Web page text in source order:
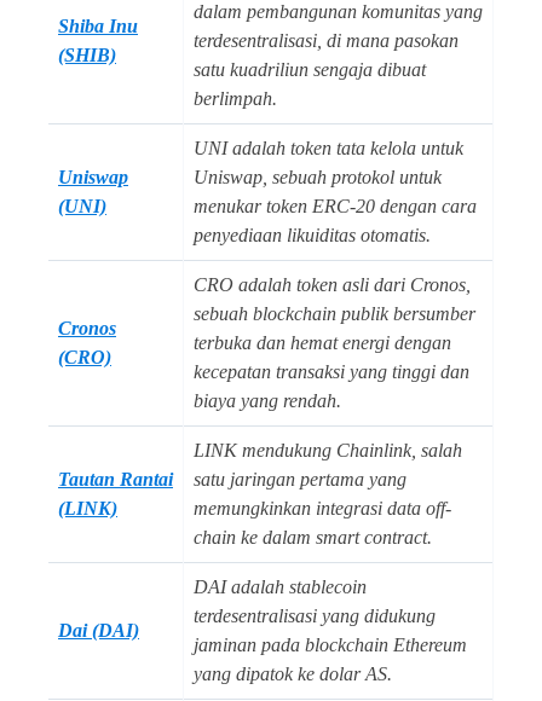
Shiba Inu
(SHIB)
dalam pembangunan komunitas yang
terdesentralisasi, di mana pasokan
satu kuadriliun sengaja dibuat
berlimpah.
Uniswap
(UNI)
UNI adalah token tata kelola untuk
Uniswap, sebuah protokol untuk
menukar token ERC-20 dengan cara
penyediaan likuiditas otomatis.
Cronos
(CRO)
CRO adalah token asli dari Cronos,
sebuah blockchain publik bersumber
terbuka dan hemat energi dengan
kecepatan transaksi yang tinggi dan
biaya yang rendah.
Tautan Rantai
(LINK)
LINK mendukung Chainlink, salah
satu jaringan pertama yang
memungkinkan integrasi data off-
chain ke dalam smart contract.
Dai (DAI)
DAI adalah stablecoin
terdesentralisasi yang didukung
jaminan pada blockchain Ethereum
yang dipatok ke dolar AS.